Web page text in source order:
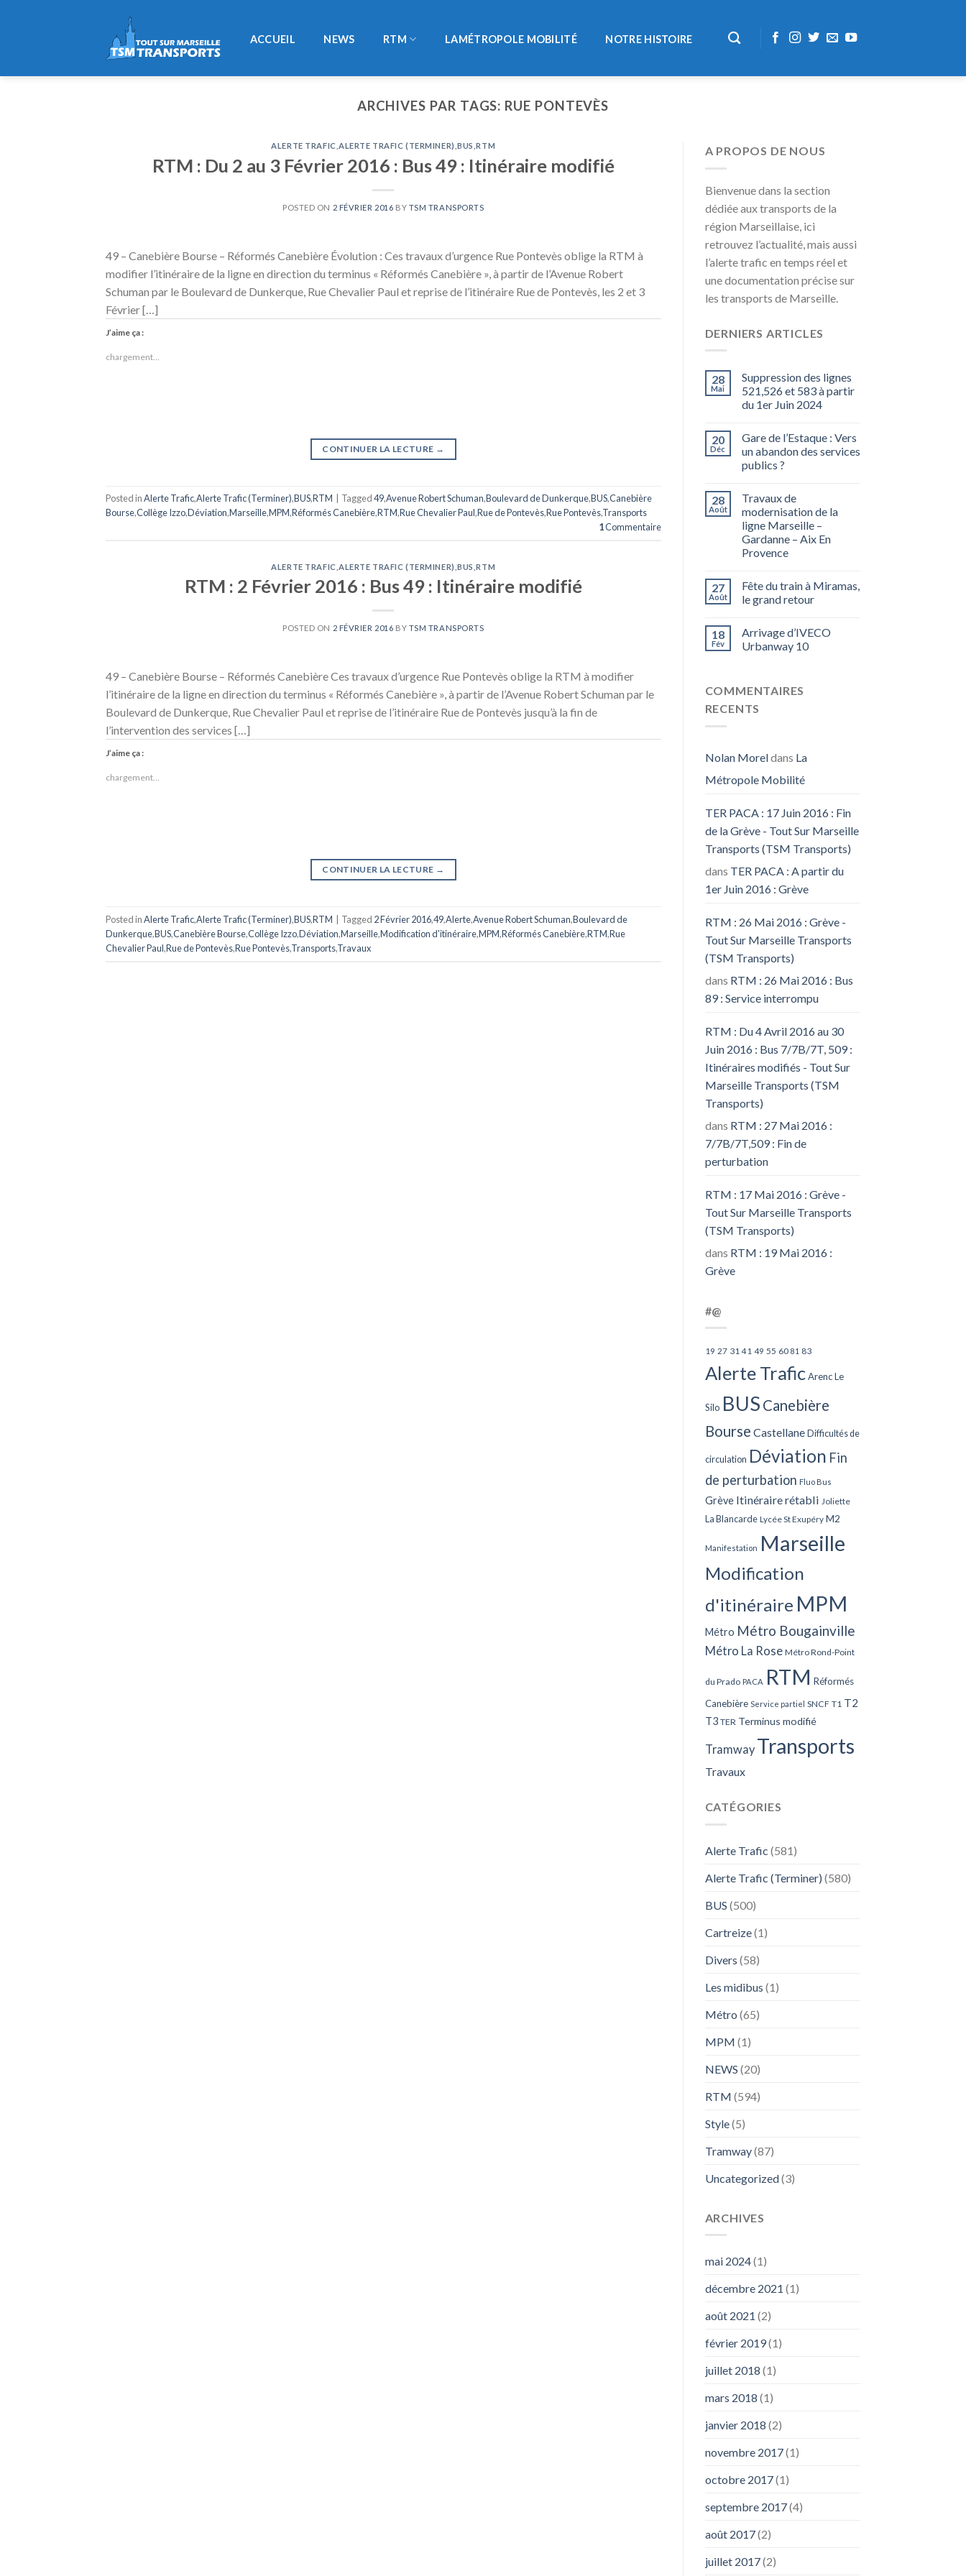
ACCUEIL NEWS RTM LAMÉTROPOLE MOBILITÉ NOTRE HISTOIRE
ARCHIVES PAR TAGS: RUE PONTEVÈS
ALERTE TRAFIC ,ALERTE TRAFIC (TERMINER) ,BUS ,RTM
RTM : Du 2 au 3 Février 2016 : Bus 49 : Itinéraire modifié
POSTED ON 2 FÉVRIER 2016 BY TSM TRANSPORTS
49 – Canebière Bourse – Réformés Canebière Évolution : Ces travaux d’urgence Rue Pontevès oblige la RTM à
modifier l’itinéraire de la ligne en direction du terminus « Réformés Canebière », à partir de l’Avenue Robert
Schuman par le Boulevard de Dunkerque, Rue Chevalier Paul et reprise de l’itinéraire Rue de Pontevès, les 2 et 3
Février […]
J’aime ça :
chargement…
CONTINUER LA LECTURE →
Posted inAlerte Trafic,Alerte Trafic (Terminer),BUS,RTM Tagged49,Avenue Robert Schuman,Boulevard de Dunkerque,BUS,Canebière
Bourse,Collège Izzo,Déviation,Marseille,MPM,Réformés Canebière,RTM,Rue Chevalier Paul,Rue de Pontevès,Rue Pontevès,Transports
1Commentaire
ALERTE TRAFIC ,ALERTE TRAFIC (TERMINER) ,BUS ,RTM
RTM : 2 Février 2016 : Bus 49 : Itinéraire modifié
POSTED ON 2 FÉVRIER 2016 BY TSM TRANSPORTS
49 – Canebière Bourse – Réformés Canebière Ces travaux d’urgence Rue Pontevès oblige la RTM à modifier
l’itinéraire de la ligne en direction du terminus « Réformés Canebière », à partir de l’Avenue Robert Schuman par le
Boulevard de Dunkerque, Rue Chevalier Paul et reprise de l’itinéraire Rue de Pontevès jusqu’à la fin de
l’intervention des services […]
J’aime ça :
chargement…
CONTINUER LA LECTURE →
Posted inAlerte Trafic,Alerte Trafic (Terminer),BUS,RTM Tagged 2 Février 2016,49,Alerte,Avenue Robert Schuman,Boulevard de
Dunkerque,BUS,Canebière Bourse,Collège Izzo,Déviation,Marseille,Modification d'itinéraire,MPM,Réformés Canebière,RTM,Rue
Chevalier Paul,Rue de Pontevès,Rue Pontevès,Transports,Travaux
A PROPOS DE NOUS
Bienvenue dans la section
dédiée aux transports de la
région Marseillaise, ici
retrouvez l’actualité, mais aussi
l’alerte trafic en temps réel et
une documentation précise sur
les transports de Marseille.
DERNIERS ARTICLES
28
Mai
Suppression des lignes
521,526 et 583 à partir
du 1er Juin 2024
20
Déc
Gare de l’Estaque : Vers
un abandon des services
publics ?
28
Août
Travaux de
modernisation de la
ligne Marseille –
Gardanne – Aix En
Provence
27
Août
Fête du train à Miramas,
le grand retour
18
Fév
Arrivage d’IVECO
Urbanway 10
COMMENTAIRES
RECENTS
Nolan Moreldans La
Métropole Mobilité
TER PACA : 17 Juin 2016 : Fin
de la Grève - Tout Sur Marseille
Transports (TSM Transports)
dans TER PACA : A partir du
1er Juin 2016 : Grève
RTM : 26 Mai 2016 : Grève -
Tout Sur Marseille Transports
(TSM Transports)
dans RTM : 26 Mai 2016 : Bus
89 : Service interrompu
RTM : Du 4 Avril 2016 au 30
Juin 2016 : Bus 7/7B/7T, 509 :
Itinéraires modifiés - Tout Sur
Marseille Transports (TSM
Transports)
dans RTM : 27 Mai 2016 :
7/7B/7T,509 : Fin de
perturbation
RTM : 17 Mai 2016 : Grève -
Tout Sur Marseille Transports
(TSM Transports)
dans RTM : 19 Mai 2016 :
Grève
#@
19 27 31 41 49 55 60 81 83
Alerte Trafic Arenc Le
Silo BUS Canebière
Bourse Castellane Difficultés de
circulation Déviation Fin
de perturbation Fluo Bus
Grève Itinéraire rétabli Joliette
La Blancarde Lycée St Exupéry M2
Manifestation Marseille
Modification
d'itinéraire MPM
Métro Métro Bougainville
Métro La Rose Métro Rond-Point
du Prado PACA RTM Réformés
Canebière Service partiel SNCF T1 T2
T3 TER Terminus modifié
Tramway Transports
Travaux
CATÉGORIES
Alerte Trafic (581)
Alerte Trafic (Terminer) (580)
BUS (500)
Cartreize(1)
Divers (58)
Les midibus (1)
Métro (65)
MPM (1)
NEWS (20)
RTM (594)
Style(5)
Tramway(87)
Uncategorized(3)
ARCHIVES
mai 2024(1)
décembre 2021 (1)
août 2021 (2)
février 2019(1)
juillet 2018 (1)
mars 2018 (1)
janvier 2018 (2)
novembre 2017(1)
octobre 2017(1)
septembre 2017(4)
août 2017(2)
juillet 2017(2)